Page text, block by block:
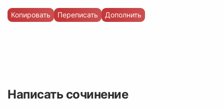
Копировать Переписать Дополнить
Написать сочинение